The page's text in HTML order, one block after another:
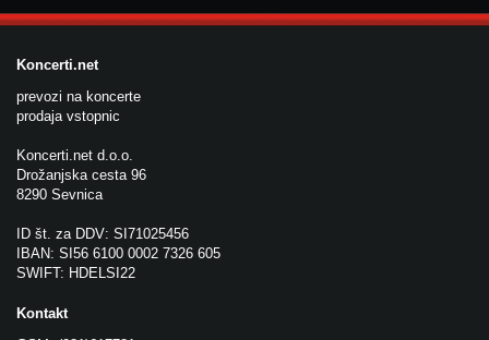
Koncerti.net
prevozi na koncerte
prodaja vstopnic
Koncerti.net d.o.o.
Drožanjska cesta 96
8290 Sevnica
ID št. za DDV: SI71025456
IBAN: SI56 6100 0002 7326 605
SWIFT: HDELSI22
Kontakt